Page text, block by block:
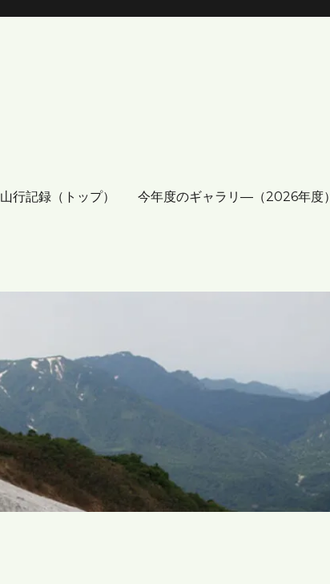
山行記録（トップ） 今年度のギャラリ―（2026年度）